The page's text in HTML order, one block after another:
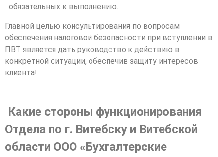
обязательных к выполнению.
Главной целью консультирования по вопросам
обеспечения налоговой безопасности при вступлении в
ПВТ является дать руководство к действию в
конкретной ситуации, обеспечив защиту интересов
клиента!
Какие стороны функционирования
Отдела по г. Витебску и Витебской
области ООО «Бухгалтерские